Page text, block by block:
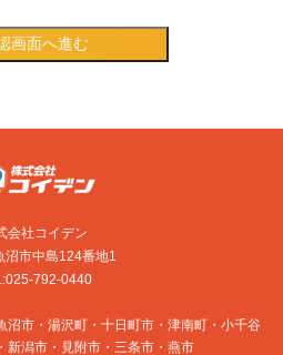
会社コイデン
沼市中島124番地1
792-0440
沼市・湯沢町・十日町市・津南町・小千谷
新潟市・見附市・三条市・燕市